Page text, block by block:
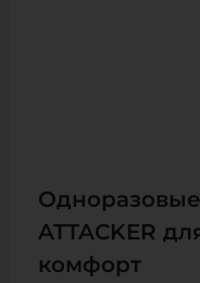
ATTACKER
комфорт